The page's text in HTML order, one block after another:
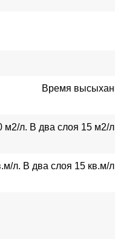
Время
м2/л. В два слоя 15 м2/
л. В два слоя 15 кв.м/